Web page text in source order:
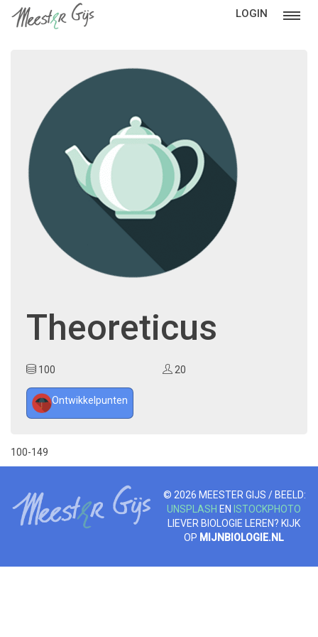
LOGIN
Theoreticus
100 20
Ontwikkelpunten
100-149
© 2026 MEESTER GIJS / BEELD:
UNSPLASH EN ISTOCKPHOTO
LIEVER BIOLOGIE LEREN? KIJK
OP MIJNBIOLOGIE.NL